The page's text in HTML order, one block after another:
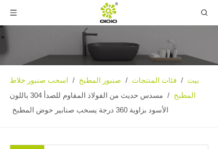
بيت / فئات المنتجات / صنبور المطبخ / اسحب صنبور خلاط
المطبخ /
مسدس حديث من الفولاذ المقاوم للصدأ 304 باللون
الأسود بزاوية 360 درجة يسحب صنابير حوض المطبخ